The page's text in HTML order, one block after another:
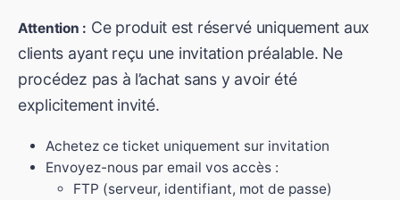
Attention : Ce produit est réservé uniquement aux
clients ayant reçu une invitation préalable. Ne
procédez pas à l’achat sans y avoir été
explicitement invité.
Achetez ce ticket uniquement sur invitation
Envoyez-nous par email vos accès :
FTP (serveur, identifiant, mot de passe)